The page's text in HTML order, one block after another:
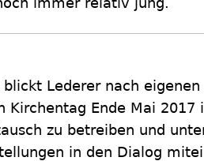
Lederer nach
Kirchentag Ende Mai
zu betreiben und
in den Dialog